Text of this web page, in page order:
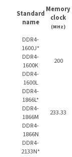
Standard
name
Memory
clock
(MHz)
DDR4-
1600J*
DDR4-
1600K
DDR4-
1600L
200
DDR4-
1866L*
DDR4-
1866M
DDR4-
1866N
233.33
DDR4-
2133N*